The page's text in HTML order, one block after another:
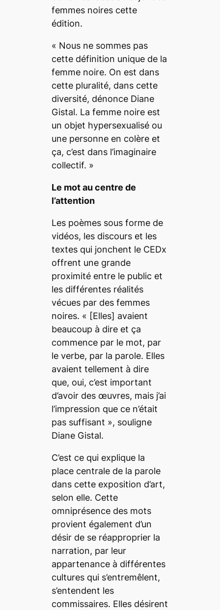
femmes noires cette
édition.
« Nous ne sommes pas
cette définition unique de la
femme noire. On est dans
cette pluralité, dans cette
diversité, dénonce Diane
Gistal. La femme noire est
un objet hypersexualisé ou
une personne en colère et
ça, c’est dans l’imaginaire
collectif. »
Le mot au centre de
l’attention
Les poèmes sous forme de
vidéos, les discours et les
textes qui jonchent le CEDx
offrent une grande
proximité entre le public et
les différentes réalités
vécues par des femmes
noires. « [Elles] avaient
beaucoup à dire et ça
commence par le mot, par
le verbe, par la parole. Elles
avaient tellement à dire
que, oui, c’est important
d’avoir des œuvres, mais j’ai
l’impression que ce n’était
pas suffisant », souligne
Diane Gistal.
C’est ce qui explique la
place centrale de la parole
dans cette exposition d’art,
selon elle. Cette
omniprésence des mots
provient également d’un
désir de se réapproprier la
narration, par leur
appartenance à différentes
cultures qui s’entremêlent,
s’entendent les
commissaires. Elles désirent